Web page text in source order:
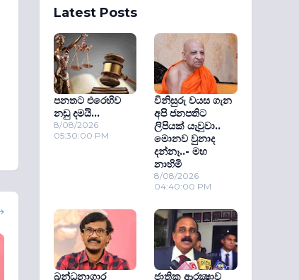
Latest Posts
පනතට එරෙහිව
නඩු දමයි...
8/08/2026
05:30:00 PM
විනිසුරු වයස ගැන
අපි ජනපතිට
ලිපියක් යැවුවා..
මොනව වුනාද
දන්නෑ..- මහ
නාහිමි
8/08/2026
04:40:00 PM
බන්ධනාගාර
ජාතික ආරක්‍ෂාව